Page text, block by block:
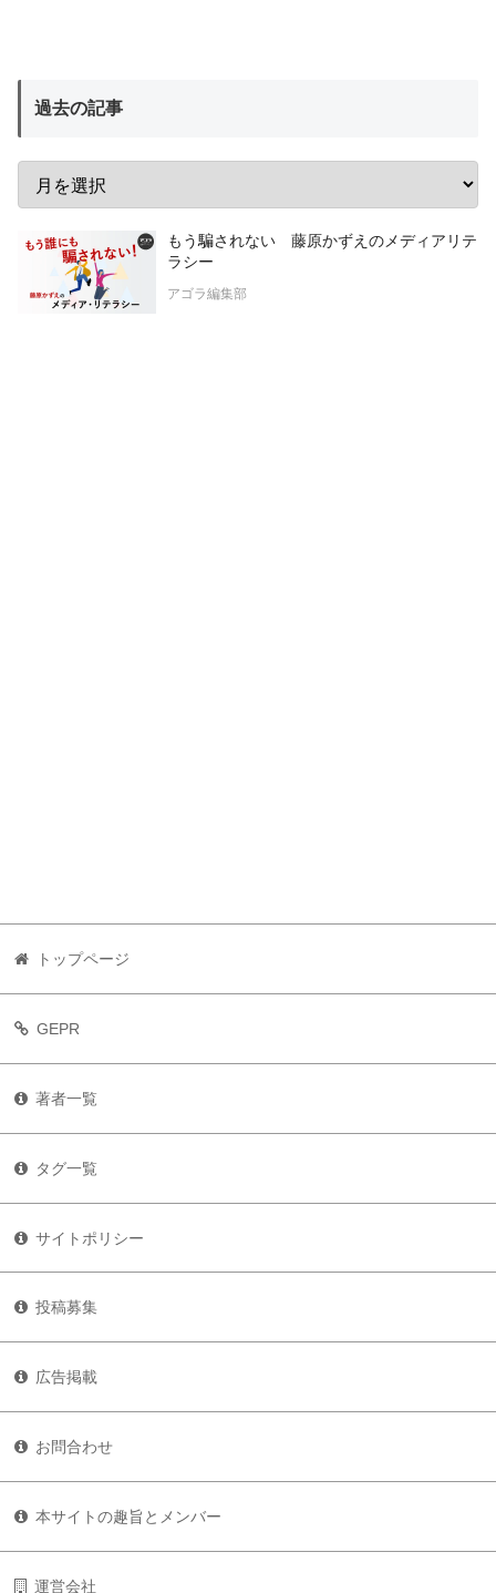
過去の記事
もう騙されない 藤原かずえのメディアリテ
ラシー
アゴラ編集部
トップページ
GEPR
著者一覧
タグ一覧
サイトポリシー
投稿募集
広告掲載
お問合わせ
本サイトの趣旨とメンバー
運営会社